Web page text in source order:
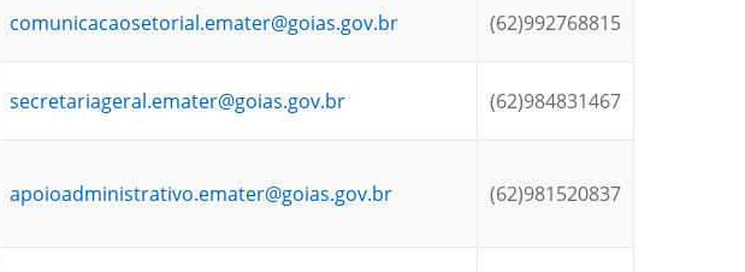
comunicacaosetorial.emater@goias.gov.br (62)992768815
secretariageral.emater@goias.gov.br (62)984831467
apoioadministrativo.emater@goias.gov.br (62)981520837